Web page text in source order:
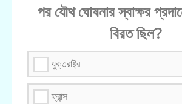
পর যৌথ ঘোষনার স্বাক্ষর
বিরত ছিল?
যুক্তরাষ্ট্র
ফ্রান্স